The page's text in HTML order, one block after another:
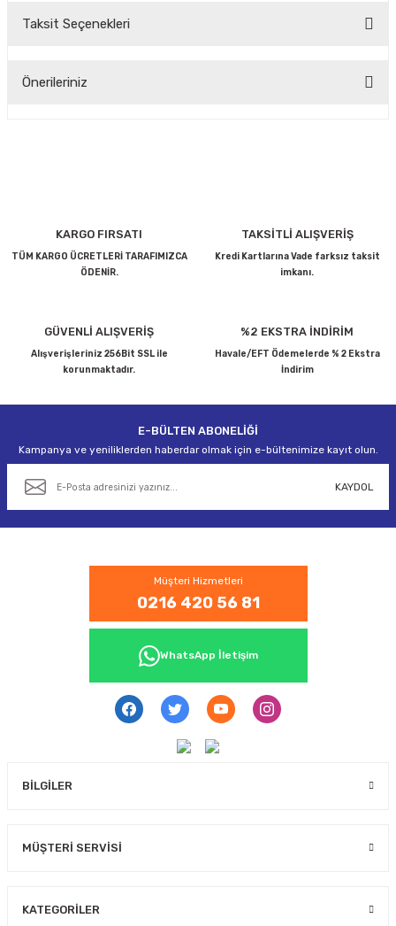
Taksit Seçenekleri
Önerileriniz
Ürün açıklamasında eksik bilgiler bulunuyor.
Ürün bilgilerinde hatalar bulunuyor.
Bu ürüne benzer farklı alternatifler olmalı.
KARGO FIRSATI
TÜM KARGO ÜCRETLERİ TARAFIMIZCA
ÖDENİR.
TAKSİTLİ ALIŞVERİŞ
Kredi Kartlarına Vade farksız taksit
imkanı.
GÜVENLİ ALIŞVERİŞ
Alışverişleriniz 256Bit SSL ile
korunmaktadır.
%2 EKSTRA İNDİRİM
Havale/EFT Ödemelerde % 2 Ekstra
İndirim
E-BÜLTEN ABONELİĞİ
Kampanya ve yeniliklerden haberdar olmak için e-bültenimize kayıt olun.
KAYDOL
Müşteri Hizmetleri
0216 420 56 81
WhatsApp İletişim
BİLGİLER
MÜŞTERİ SERVİSİ
KATEGORİLER